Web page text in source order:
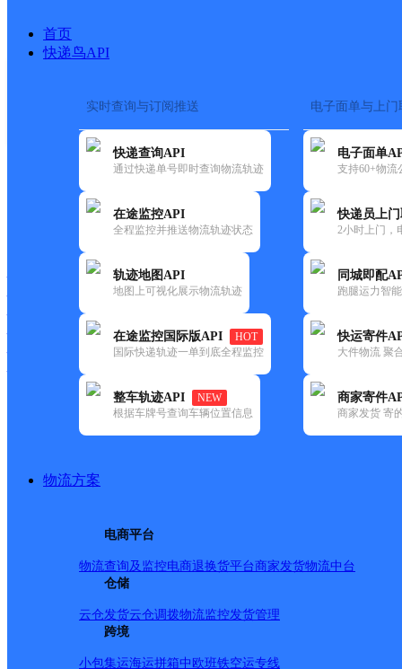
首页
快递鸟API
实时查询与订阅推送
快递查询API
通过快递单号即时查询物流轨迹
在途监控API
全程监控并推送物流轨迹状态
轨迹地图API
地图上可视化展示物流轨迹
在途监控国际版API
HOT
国际快递轨迹一单到底全程监控
整车轨迹API
NEW
根据车牌号查询车辆位置信息
电子面单与上门
电子面单
支持60+物流
快递员上
2小时上门，
同城即配
跑腿运力智
快运寄件
大件物流 聚
商家寄件
商家发货 寄
物流方案
电商平台
物流查询及监控电商退换货平台商家发货物流中台
仓储
云仓发货云仓调拨物流监控发货管理
跨境
小包集运海运拼箱中欧班铁空运专线
快递大全> 快递网
快运大全 快递时效
网点筛选
清空已选
圆通速递(9) 韵达速递(32) 宅急送(2) 中通快递(7)
滨城区(1)